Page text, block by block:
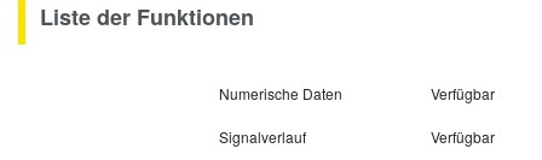
Liste der Funktionen
Numerische Daten Verfügbar
Signalverlauf Verfügbar